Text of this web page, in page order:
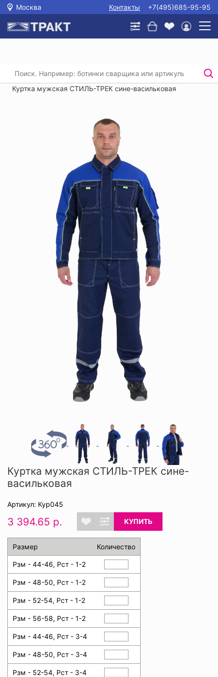
Москва Контакты +7(495)685-95-95
Главная / /
Костюмы (рабочая одежда)
Куртка мужская СТИЛЬ-ТРЕК сине-васильковая
Куртка мужская СТИЛЬ-ТРЕК сине-
васильковая
Артикул: Кур045
3 394.65 р. КУПИТЬ
Размер Количество
Рзм - 44-46, Рст - 1-2
Рзм - 48-50, Рст - 1-2
Рзм - 52-54, Рст - 1-2
Рзм - 56-58, Рст - 1-2
Рзм - 44-46, Рст - 3-4
Рзм - 48-50, Рст - 3-4
Рзм - 52-54, Рст - 3-4